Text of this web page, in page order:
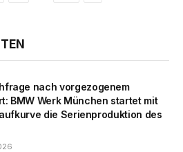
nach vorgezogenem
BMW Werk München startet mit
die Serienproduktion des